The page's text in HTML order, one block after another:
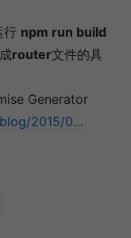
行 npm run build
router文件的具
Generator
2015/0…